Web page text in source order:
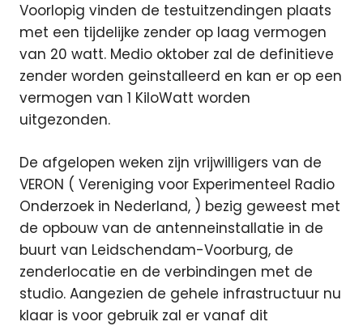
Voorlopig vinden de testuitzendingen plaats
met een tijdelijke zender op laag vermogen
van 20 watt. Medio oktober zal de definitieve
zender worden geinstalleerd en kan er op een
vermogen van 1 KiloWatt worden
uitgezonden.
De afgelopen weken zijn vrijwilligers van de
VERON ( Vereniging voor Experimenteel Radio
Onderzoek in Nederland, ) bezig geweest met
de opbouw van de antenneinstallatie in de
buurt van Leidschendam-Voorburg, de
zenderlocatie en de verbindingen met de
studio. Aangezien de gehele infrastructuur nu
klaar is voor gebruik zal er vanaf dit